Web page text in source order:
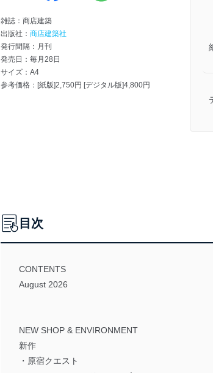
雑誌：商店建築
出版社： 商店建築社
発行間隔：月刊
発売日：毎月28日
サイズ：A4
参考価格：[紙版]2,750円 [デジタル版]4,800円
目次
CONTENTS
August 2026
NEW SHOP & ENVIRONMENT
新作
・原宿クエスト